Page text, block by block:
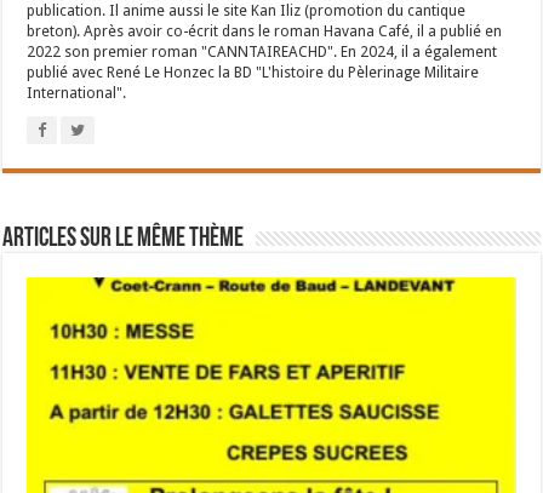
publication. Il anime aussi le site Kan Iliz (promotion du cantique
breton). Après avoir co-écrit dans le roman Havana Café, il a publié en
2022 son premier roman "CANNTAIREACHD". En 2024, il a également
publié avec René Le Honzec la BD "L'histoire du Pèlerinage Militaire
International".
Articles sur le même thème